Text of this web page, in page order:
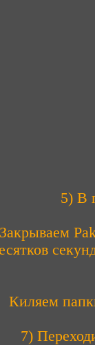
5) В
Киляем
7)